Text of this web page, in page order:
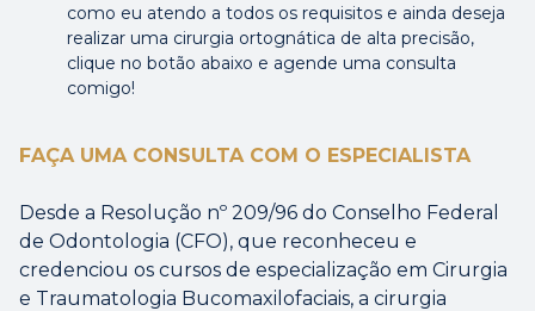
como eu atendo a todos os requisitos e ainda deseja
realizar uma cirurgia ortognática de alta precisão,
clique no botão abaixo e agende uma consulta
comigo!
FAÇA UMA CONSULTA COM O ESPECIALISTA
Desde a Resolução nº 209/96 do Conselho Federal
de Odontologia (CFO), que reconheceu e
credenciou os cursos de especialização em Cirurgia
e Traumatologia Bucomaxilofaciais, a cirurgia